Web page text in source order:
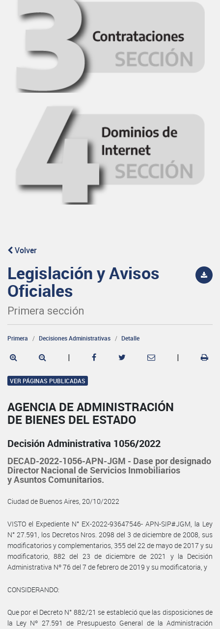
Volver
Legislación y Avisos
Oficiales
Primera sección
Primera Decisiones Administrativas Detalle
| |
VER PÁGINAS PUBLICADAS
AGENCIA DE ADMINISTRACIÓN
DE BIENES DEL ESTADO
Decisión Administrativa 1056/2022
DECAD-2022-1056-APN-JGM - Dase por designado
Director Nacional de Servicios Inmobiliarios
y Asuntos Comunitarios.
Ciudad de Buenos Aires, 20/10/2022
VISTO el Expediente N° EX-2022-93647546- APN-SIP#JGM, la Ley
N° 27.591, los Decretos Nros. 2098 del 3 de diciembre de 2008, sus
modificatorios y complementarios, 355 del 22 de mayo de 2017 y su
modificatorio, 882 del 23 de diciembre de 2021 y la Decisión
Administrativa Nº 76 del 7 de febrero de 2019 y su modificatoria, y
CONSIDERANDO:
Que por el Decreto N° 882/21 se estableció que las disposiciones de
la Ley Nº 27.591 de Presupuesto General de la Administración